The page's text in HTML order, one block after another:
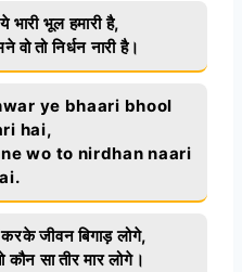
भारी भूल हमारी है,
तो निर्धन नारी है।
ye bhaari bhool
hai,
wo to nirdhan naari
जीवन बिगाड़ लोगे,
सा तीर मार लोगे।